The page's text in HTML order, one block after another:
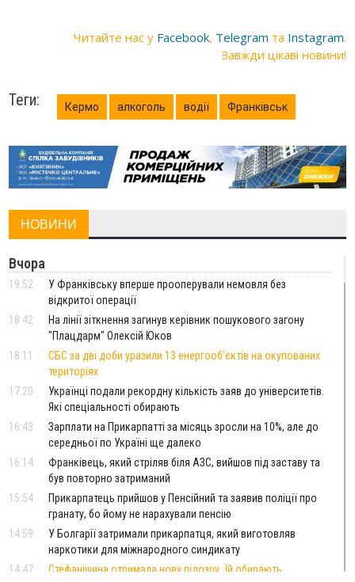
Читайте нас у Facebook, Telegram та Instagram.
Завжди цікаві новини!
Теги: Кермо алкоголь водії Франківськ
НОВИНИ
Вчора
19:52
У Франківську вперше прооперували немовля без
відкритої операції
18:42
На лінії зіткнення загинув керівник пошукового загону
"Плацдарм" Олексій Юков
18:11
СБС за дві доби уразили 13 енергооб'єктів на окупованих
територіях
17:20
Українці подали рекордну кількість заяв до університетів.
Які спеціальності обирають
16:43
Зарплати на Прикарпатті за місяць зросли на 10%, але до
середньої по Україні ще далеко
16:14
Франківець, який стріляв біля АЗС, вийшов під заставу та
був повторно затриманий
15:54
Прикарпатець прийшов у Пенсійний та заявив поліції про
гранату, бо йому не нарахували пенсію
14:59
У Болгарії затримали прикарпатця, який виготовляв
наркотики для міжнародного синдикату
14:47
Стефанішина отримала нову підозру. Їй обирають